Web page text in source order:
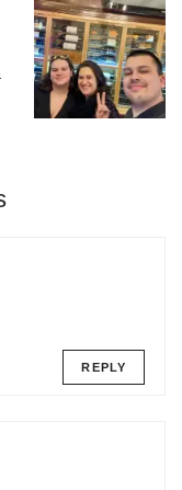
REPLY